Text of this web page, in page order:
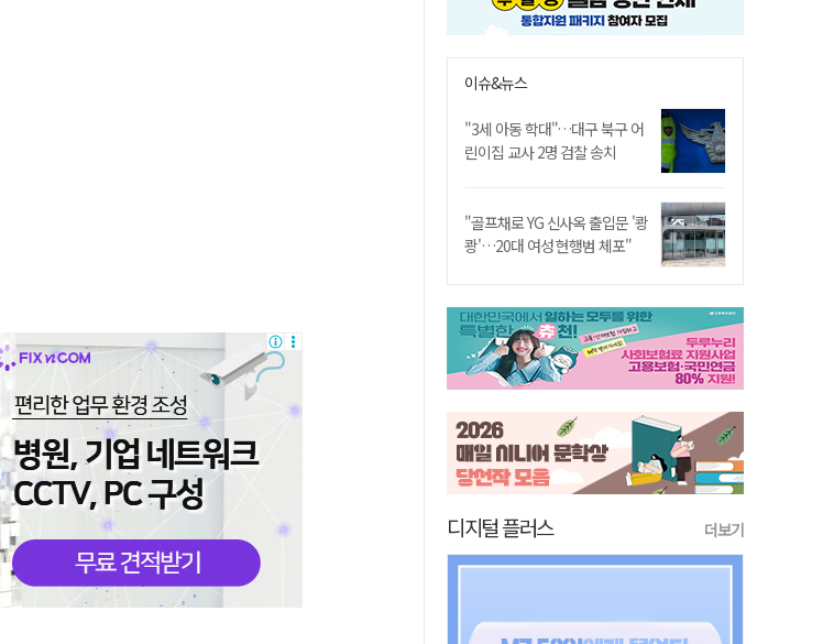
이슈&뉴스
"3세 아동 학대"…대구 북구 어
린이집 교사 2명 검찰 송치
"골프채로 YG 신사옥 출입문 '쾅
쾅'…20대 여성 현행범 체포"
디지털 플러스 더보기